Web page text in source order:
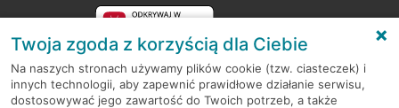
RODO
Twoja zgoda z korzyścią dla Ciebie
Na naszych stronach używamy plików cookie (tzw. ciasteczek) i
innych technologii, aby zapewnić prawidłowe działanie serwisu,
dostosowywać jego zawartość do Twoich potrzeb, a także